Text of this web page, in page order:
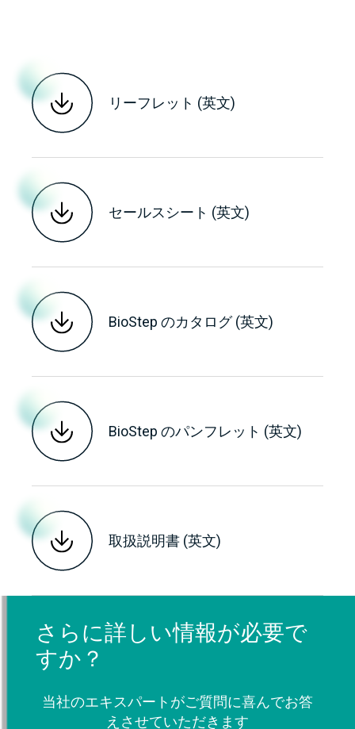
リーフレット (英文)
セールスシート (英文)
BioStep のカタログ (英文)
BioStep のパンフレット (英文)
取扱説明書 (英文)
さらに詳しい情報が必要で
すか？
当社のエキスパートがご質問に喜んでお答
えさせていただきます